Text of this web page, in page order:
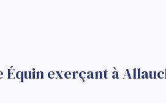
Équin exerçant à